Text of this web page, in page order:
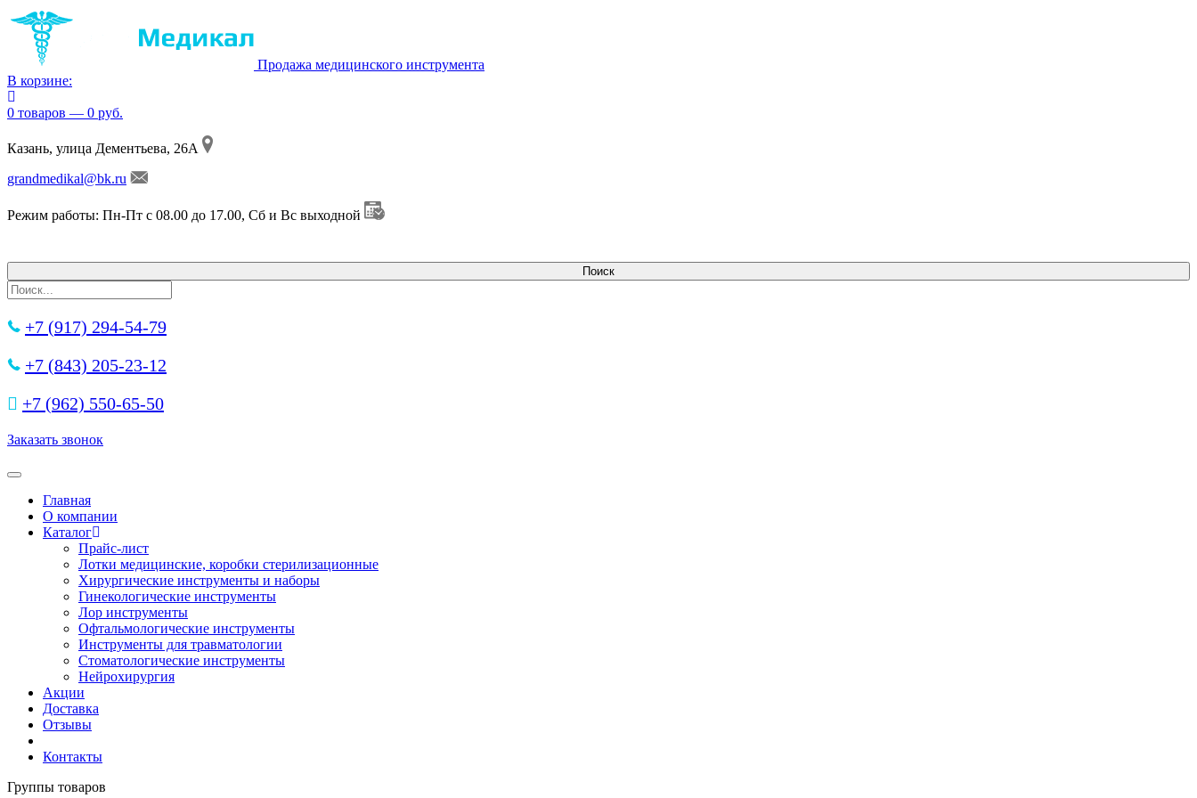
Продажа медицинского инструмента
В корзине:
0 товаров — 0 руб.
Казань, улица Дементьева, 26А
grandmedikal@bk.ru
Режим работы: Пн-Пт с 08.00 до 17.00, Сб и Вс выходной
+7 (917) 294-54-79
+7 (843) 205-23-12
+7 (962) 550‑65‑50‬
Заказать звонок
Toggle navigation
Главная
О компании
Каталог
Прайс-лист
Лотки медицинские, коробки стерилизационные
Хирургические инструменты и наборы
Гинекологические инструменты
Лор инструменты
Офтальмологические инструменты
Инструменты для травматологии
Стоматологические инструменты
Нейрохирургия
Акции
Доставка
Отзывы
Контакты
Группы товаров